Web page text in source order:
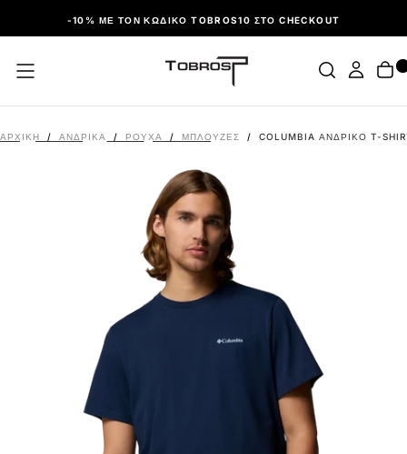
ΠΑΡΆΛΕΙΨΗ-10% ΜΕ ΤΟΝ ΚΩΔΙΚΌ TOBROS10 ΣΤΟ CHECKOUT
ΑΡΧΙΚΉ / ΑΝΔΡΙΚΑ / ΡΟΎΧΑ / ΜΠΛΟΎΖΕΣ / COLUMBIA ΑΝΔΡΙΚΌ T-